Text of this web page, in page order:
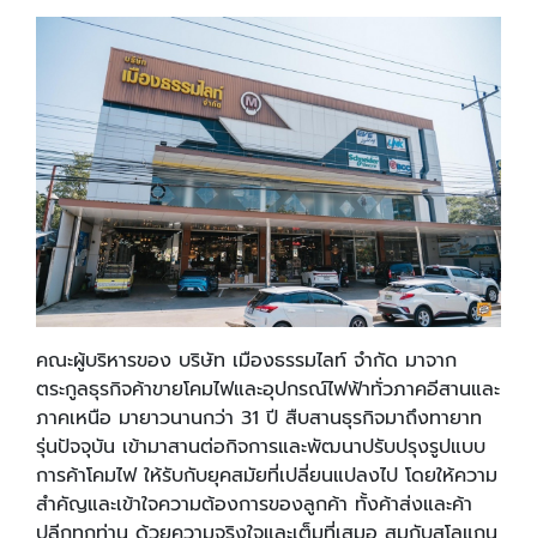
คณะผู้บริหารของ บริษัท เมืองธรรมไลท์ จำกัด มาจาก
ตระกูลธุรกิจค้าขายโคมไฟและอุปกรณ์ไฟฟ้าทั่วภาคอีสานและ
ภาคเหนือ มายาวนานกว่า 31 ปี สืบสานธุรกิจมาถึงทายาท
รุ่นปัจจุบัน เข้ามาสานต่อกิจการและพัฒนาปรับปรุงรูปแบบ
การค้าโคมไฟ ให้รับกับยุคสมัยที่เปลี่ยนแปลงไป โดยให้ความ
สำคัญและเข้าใจความต้องการของลูกค้า ทั้งค้าส่งและค้า